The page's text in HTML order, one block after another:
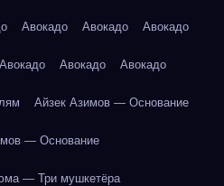
Авокадо Авокадо Авокадо
Авокадо Авокадо Авокадо
Айзек Азимов — Основание
— Основание
— Три мушкетёра